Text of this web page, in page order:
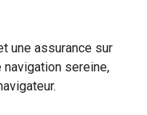
une assurance sur
navigation sereine,